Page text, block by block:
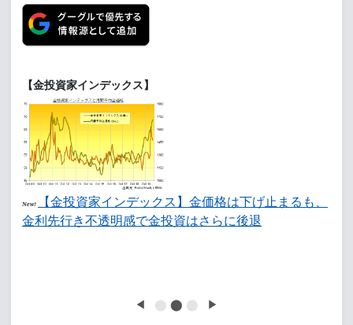
【金投資家インデックス】
New!
【金投資家インデックス】金価格は下げ止まるも、
金利先行き不透明感で金投資はさらに後退
◀ ⬤ ⬤ ⬤ ▶